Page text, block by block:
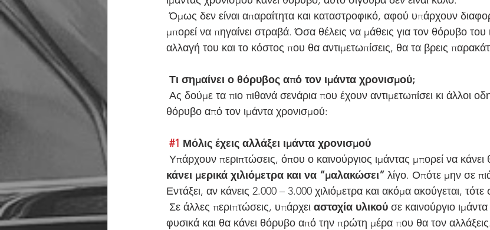
Όμως δεν είναι απαραίτητα και καταστροφικό, αφού υπάρχουν διαφορετικά σενάρια του τι
μπορεί να πηγαίνει στραβά. Όσα θέλεις να μάθεις για τον θόρυβο του
αλλαγή του και το κόστος που θα αντιμετωπίσεις, θα τα βρεις
Τι σημαίνει ο θόρυβος από τον ιμάντα χρονισμού;
θόρυβο από τον ιμάντα χρονισμού:
#1 Μόλις έχεις αλλάξει ιμάντα χρονισμού
Υπάρχουν περιπτώσεις, όπου ο καινούργιος ιμάντας μπορεί να κάνει
κάνει μερικά χιλιόμετρα και να “μαλακώσει” λίγο. Οπότε μην σε
Εντάξει, αν κάνεις 2.000 – 3.000 χιλιόμετρα και ακόμα ακούγεται,
Σε άλλες περιπτώσεις, υπάρχει αστοχία υλικού σε καινούργιο
φυσικά και θα κάνει θόρυβο από την πρώτη μέρα που θα τον